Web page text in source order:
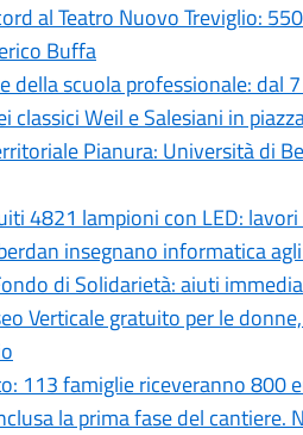
al Teatro Nuovo Treviglio:
Buffa
della scuola professionale: dal
classici Weil e Salesiani in
Pianura: Università di
4821 lampioni con LED:
insegnano informatica
di Solidarietà: aiuti
Verticale gratuito per le
113 famiglie riceveranno 800
la prima fase del